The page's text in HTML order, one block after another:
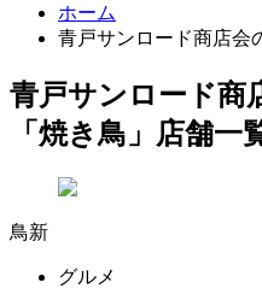
ホーム
青戸サンロード商店会
青戸サンロード商
「焼き鳥」店舗一
鳥新
グルメ